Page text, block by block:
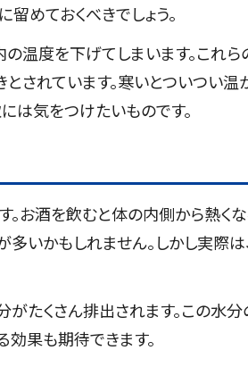
めておくべきでしょう。
温度を下げてしまいます。これら
されています。寒いとついつい温
は気をつけたいものです。
お酒を飲むと体の内側から熱く
いかもしれません。しかし実際は
たくさん排出されます。この水分
果も期待できます。